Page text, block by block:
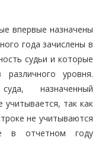
впервые назначены
года зачислены в
судьи и которые
уровня.
назначенный
учитывается, так как
не учитываются
в отчетном году